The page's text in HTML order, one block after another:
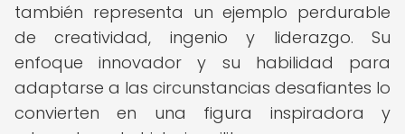
también representa un ejemplo perdurable
de creatividad, ingenio y liderazgo. Su
enfoque innovador y su habilidad para
adaptarse a las circunstancias desafiantes lo
convierten en una figura inspiradora y